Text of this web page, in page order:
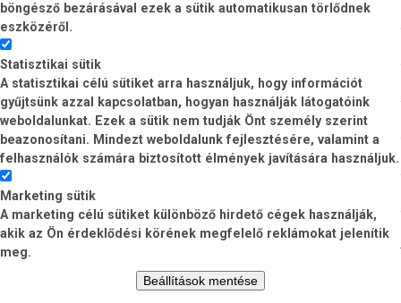
böngésző bezárásával ezek a sütik automatikusan törlődnek
eszközéről.
Statisztikai sütik
A statisztikai célú sütiket arra használjuk, hogy információt
gyűjtsünk azzal kapcsolatban, hogyan használják látogatóink
weboldalunkat. Ezek a sütik nem tudják Önt személy szerint
beazonosítani. Mindezt weboldalunk fejlesztésére, valamint a
felhasználók számára biztosított élmények javítására használjuk.
Marketing sütik
A marketing célú sütiket különböző hirdető cégek használják,
akik az Ön érdeklődési körének megfelelő reklámokat jelenítik
meg.
Beállítások mentése